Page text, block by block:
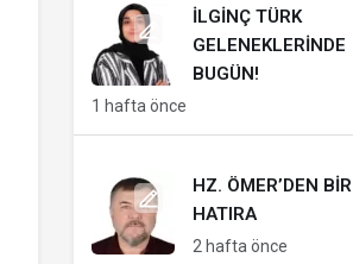
İLGINÇ TÜRK
GELENEKLERINDE
BUGÜN!
1 hafta önce
HZ. ÖMER’DEN BIR
HATIRA
2 hafta önce